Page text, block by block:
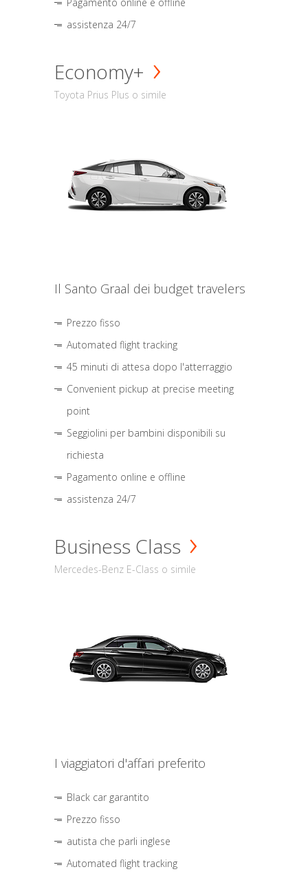
assistenza 24/7
Economy+
Toyota Prius Plus o simile
Il Santo Graal dei budget travelers
Prezzo fisso
Automated flight tracking
45 minuti di attesa dopo l'atterraggio
Convenient pickup at precise meeting
point
Seggiolini per bambini disponibili su
richiesta
Pagamento online e offline
assistenza 24/7
Business Class
Mercedes-Benz E-Class o simile
I viaggiatori d'affari preferito
Black car garantito
Prezzo fisso
autista che parli inglese
Automated flight tracking